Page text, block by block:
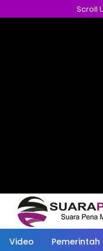
ke
Scroll
Video Pemerintah